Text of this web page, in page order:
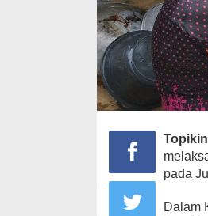
pada
Dalam